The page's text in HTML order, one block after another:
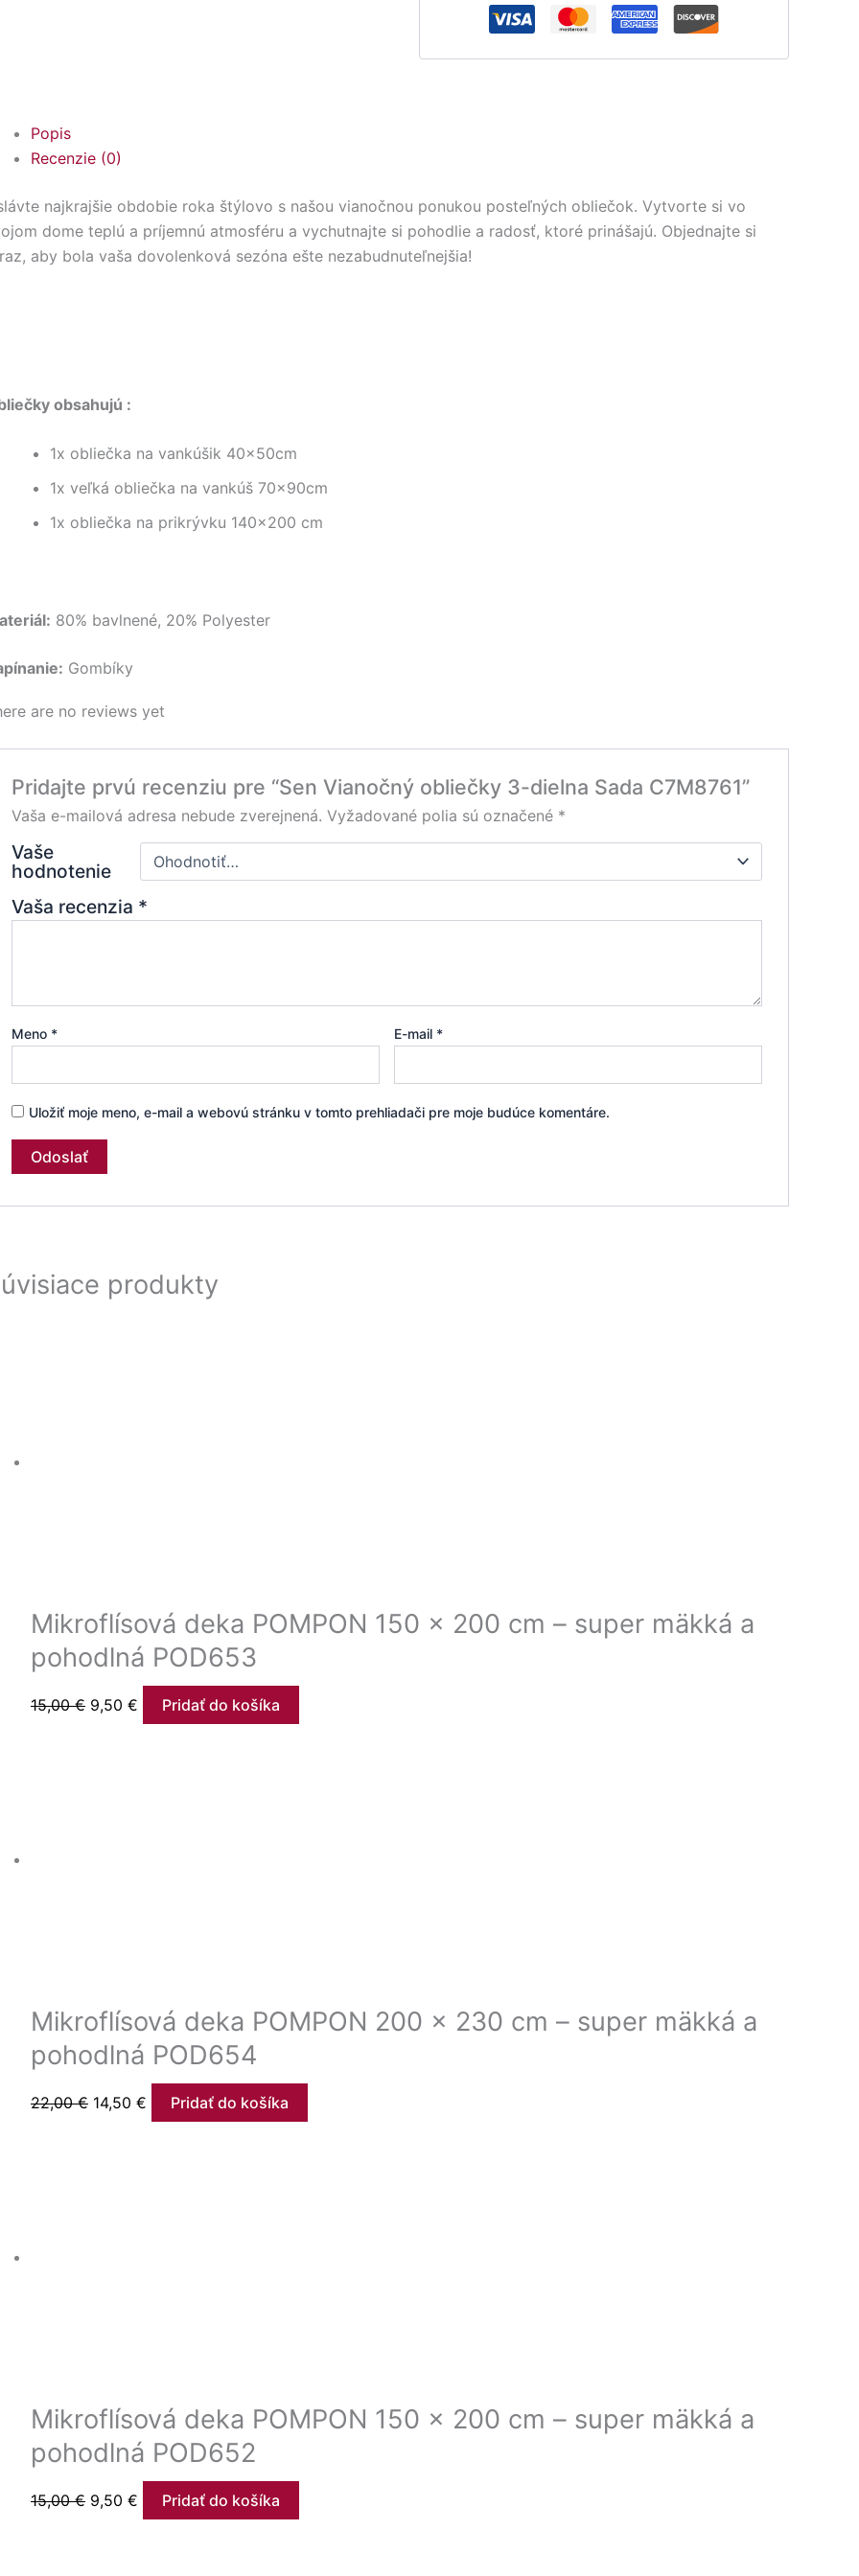
Popis
Recenzie (0)
najkrajšie obdobie roka štýlovo s našou vianočnou ponukou posteľných obliečok. Vytvorte si vo
dome teplú a príjemnú atmosféru a vychutnajte si pohodlie a radosť, ktoré prinášajú. Objednajte si
aby bola vaša dovolenková sezóna ešte nezabudnuteľnejšia!
obsahujú :
1x obliečka na vankúšik 40x50cm
1x veľká obliečka na vankúš 70x90cm
1x obliečka na prikrývku 140×200 cm
80% bavlnené, 20% Polyester
Gombíky
are no reviews yet
Pridajte prvú recenziu pre “Sen Vianočný obliečky 3-dielna Sada C7M8761”
Vaša e-mailová adresa nebude zverejnená. Vyžadované polia sú označené *
Vaše
hodnotenie
Vaša recenzia *
Meno * E-mail *
Uložiť moje meno, e-mail a webovú stránku v tomto prehliadači pre moje budúce komentáre.
produkty
Mikroflísová deka POMPON 150 x 200 cm – super mäkká a
pohodlná POD653
15,00€ 9,50 € Pridať do košíka
Mikroflísová deka POMPON 200 x 230 cm – super mäkká a
pohodlná POD654
22,00€ 14,50 € Pridať do košíka
Mikroflísová deka POMPON 150 x 200 cm – super mäkká a
pohodlná POD652
15,00€ 9,50 € Pridať do košíka